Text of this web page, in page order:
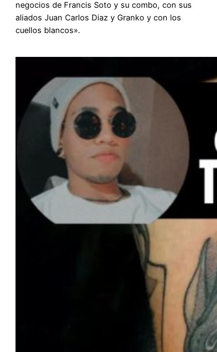
negocios de Francis Soto y su combo, con sus
aliados Juan Carlos Diaz y Granko y con los
cuellos blancos».